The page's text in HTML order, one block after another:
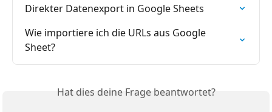
Direkter Datenexport in Google Sheets
Wie importiere ich die URLs aus Google
Sheet?
Hat dies deine Frage beantwortet?